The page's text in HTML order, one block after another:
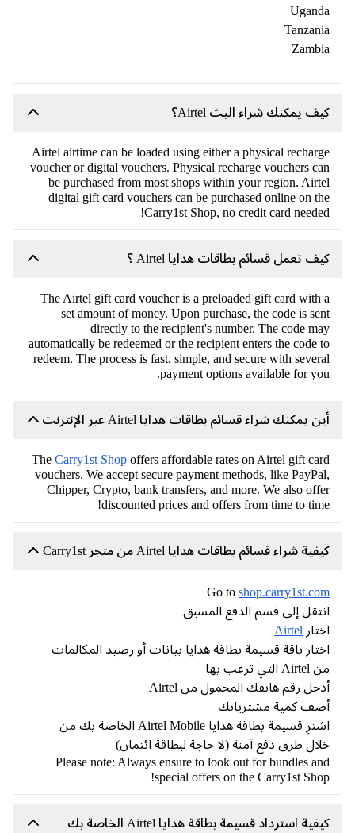
Uganda
Tanzania
Zambia
كيف يمكنك شراء البث Airtel؟
Airtel airtime can be loaded using either a physical recharge
voucher or digital vouchers. Physical recharge vouchers can
be purchased from most shops within your region. Airtel
digital gift card vouchers can be purchased online on the
Carry1st Shop, no credit card needed!
كيف تعمل قسائم بطاقات هدايا Airtel ؟
The Airtel gift card voucher is a preloaded gift card with a
set amount of money. Upon purchase, the code is sent
directly to the recipient's number. The code may
automatically be redeemed or the recipient enters the code to
redeem. The process is fast, simple, and secure with several
payment options available for you.
أين يمكنك شراء قسائم بطاقات هدايا Airtel عبر الإنترنت
The Carry1st Shop offers affordable rates on Airtel gift card
vouchers. We accept secure payment methods, like PayPal,
Chipper, Crypto, bank transfers, and more. We also offer
discounted prices and offers from time to time!
كيفية شراء قسائم بطاقات هدايا Airtel من متجر Carry1st
Go to shop.carry1st.com
انتقل إلى قسم الدفع المسبق
اختار Airtel
اختار باقة قسيمة بطاقة هدايا بيانات أو رصيد المكالمات
من Airtel التي ترغب بها
أدخل رقم هاتفك المحمول من Airtel
أضف كمية مشترياتك
اشترِ قسيمة بطاقة هدايا Airtel Mobile الخاصة بك من
خلال طرق دفع آمنة (لا حاجة لبطاقة ائتمان)
Please note: Always ensure to look out for bundles and
special offers on the Carry1st Shop!
كيفية استرداد قسيمة بطاقة هدايا Airtel الخاصة بك